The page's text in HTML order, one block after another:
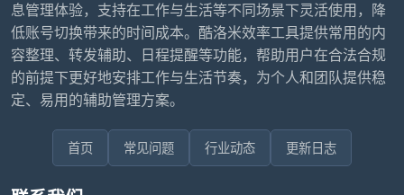
息管理体验，支持在工作与生活等不同场景下灵活使用，降
低账号切换带来的时间成本。酷洛米效率工具提供常用的内
容整理、转发辅助、日程提醒等功能，帮助用户在合法合规
的前提下更好地安排工作与生活节奏，为个人和团队提供稳
定、易用的辅助管理方案。
首页 常见问题 行业动态 更新日志